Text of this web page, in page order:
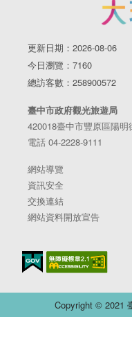
更新日期：2026-08-06
今日瀏覽：7160
總訪客數：258900572
臺中市政府觀光旅遊局
420018臺中市豐原區陽明
電話 04-2228-9111
網站導覽
資訊安全
交換連結
網站資料開放宣告
Copyright © 2021